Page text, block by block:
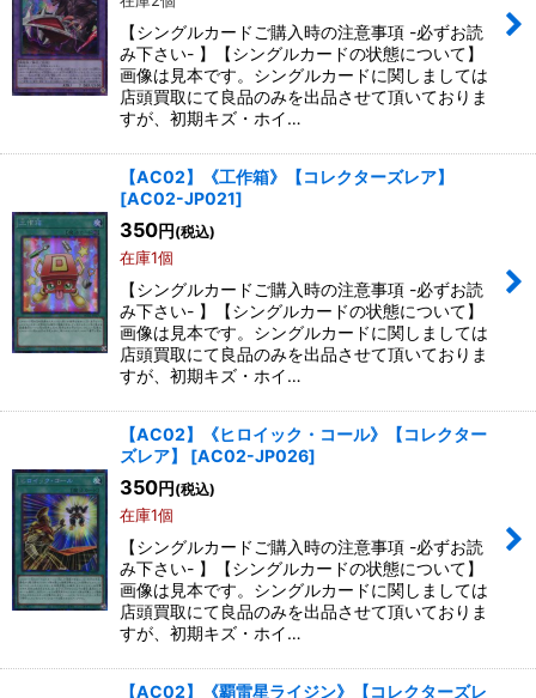
【シングルカードご購入時の注意事項 -必ずお読
み下さい- 】【シングルカードの状態について】
画像は見本です。シングルカードに関しましては
店頭買取にて良品のみを出品させて頂いておりま
すが、初期キズ・ホイ…
【AC02】《工作箱》【コレクターズレア】
[AC02-JP021]
350円 (税込)
在庫1個
【シングルカードご購入時の注意事項 -必ずお読
み下さい- 】【シングルカードの状態について】
画像は見本です。シングルカードに関しましては
店頭買取にて良品のみを出品させて頂いておりま
すが、初期キズ・ホイ…
【AC02】《ヒロイック・コール》【コレクター
ズレア】
[AC02-JP026]
350円 (税込)
在庫1個
【シングルカードご購入時の注意事項 -必ずお読
み下さい- 】【シングルカードの状態について】
画像は見本です。シングルカードに関しましては
店頭買取にて良品のみを出品させて頂いておりま
すが、初期キズ・ホイ…
【AC02】《覇雷星ライジン》【コレクターズレ